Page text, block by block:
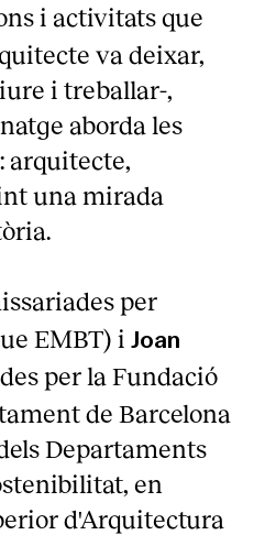
i activitats que
va deixar,
i treballar-,
aborda les
arquitecte,
una mirada
per
EMBT) i Joan
per la Fundació
de Barcelona
Departaments
en
d'Arquitectura